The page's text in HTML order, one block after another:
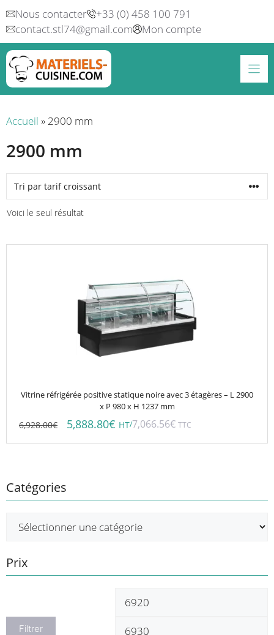
Aller
au
contenu
Nous contacter
+33 (0) 458 100 791
contact.stl74@gmail.com
Mon compte
Accueil » 2900 mm
2900 mm
Voici le seul résultat
Vitrine réfrigérée positive statique noire avec 3 étagères – L 2900
x P 980 x H 1237 mm
6,928.00€ 5,888.80€ HT/7,066.56€ TTC
Catégories
Prix
Prix
Filtrer